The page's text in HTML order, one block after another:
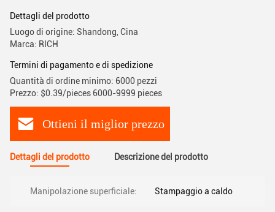
Dettagli del prodotto
Luogo di origine: Shandong, Cina
Marca: RICH
Termini di pagamento e di spedizione
Quantità di ordine minimo: 6000 pezzi
Prezzo: $0.39/pieces 6000-9999 pieces
Ottieni il miglior prezzo
Dettagli del prodotto Descrizione del prodotto
Manipolazione superficiale: Stampaggio a caldo